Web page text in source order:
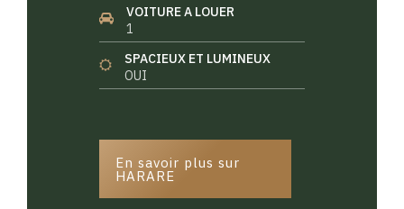
VOITURE A LOUER
1
SPACIEUX ET LUMINEUX
OUI
En savoir plus sur
HARARE